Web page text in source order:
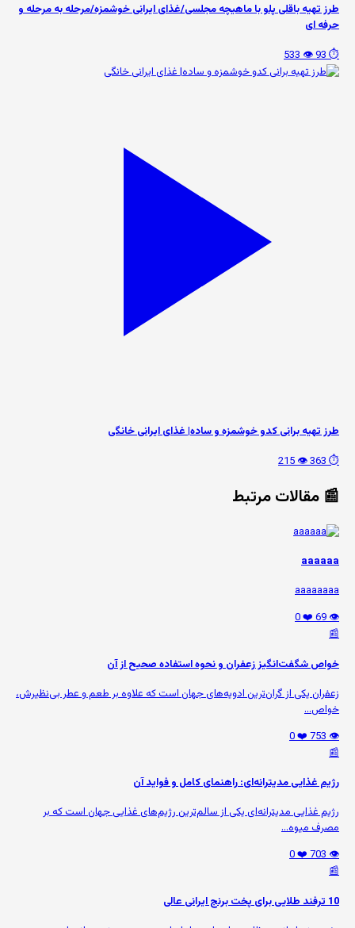
طرز تهیه باقلی پلو با ماهیچه مجلسی/غذای ایرانی خوشمزه/مرحله به مرحله و
حرفه ای
⏱️ 93
👁️ 533
طرز تهیه برانی کدو خوشمزه و ساده| غذای ایرانی خانگی
⏱️ 363
👁️ 215
📰 مقالات مرتبط
aaaaaa
aaaaaaaa
👁️ 69
❤️ 0
📰
خواص شگفت‌انگیز زعفران و نحوه استفاده صحیح از آن
زعفران یکی از گران‌ترین ادویه‌های جهان است که علاوه بر طعم و عطر بی‌نظیرش،
خواص...
👁️ 753
❤️ 0
📰
رژیم غذایی مدیترانه‌ای: راهنمای کامل و فواید آن
رژیم غذایی مدیترانه‌ای یکی از سالم‌ترین رژیم‌های غذایی جهان است که بر
مصرف میوه‌...
👁️ 703
❤️ 0
📰
10 ترفند طلایی برای پخت برنج ایرانی عالی